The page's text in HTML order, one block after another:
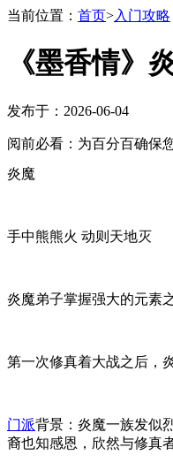
当前位置： 首页>入门攻略
《墨香情》
发布于：2026-06-04
阅前必看：为百分百确保
炎魔
手中熊熊火 动则天地灭
炎魔弟子掌握强大的元素
第一次修真着大战之后，
门派背景：炎魔一族发似
裔也知感恩，欣然与修真